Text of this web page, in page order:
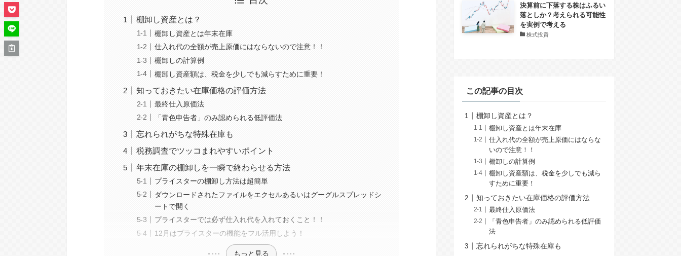
棚卸し資産とは？
棚卸し資産とは年末在庫
仕入れ代の全額が売上原価にはならないので注意！！
棚卸しの計算例
棚卸し資産額は、税金を少しでも減らすために重要！
知っておきたい在庫価格の評価方法
最終仕入原価法
「青色申告者」のみ認められる低評価法
忘れられがちな特殊在庫も
税務調査でツッコまれやすいポイント
年末在庫の棚卸しを一瞬で終わらせる方法
プライスターの棚卸し方法は超簡単
ダウンロードされたファイルをエクセルあるいはグーグルスプレッドシ
ートで開く
プライスターでは必ず仕入れ代を入れておくこと！！
12月はプライスターの機能をフル活用しよう！
もっと見る
決算前に下落する株はふるい
落としか？考えられる可能性
を実例で考える
株式投資
この記事の目次
棚卸し資産とは？
棚卸し資産とは年末在庫
仕入れ代の全額が売上原価にはならな
いので注意！！
棚卸しの計算例
棚卸し資産額は、税金を少しでも減ら
すために重要！
知っておきたい在庫価格の評価方法
最終仕入原価法
「青色申告者」のみ認められる低評価
法
忘れられがちな特殊在庫も